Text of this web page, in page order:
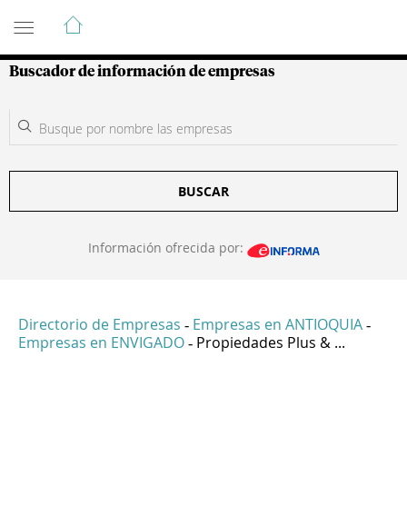
Guía de Empresas Colombianas
Buscador de información de empresas
BUSCAR
Información ofrecida por:
Directorio de Empresas - Empresas en ANTIOQUIA -
Empresas en ENVIGADO - Propiedades Plus & ...